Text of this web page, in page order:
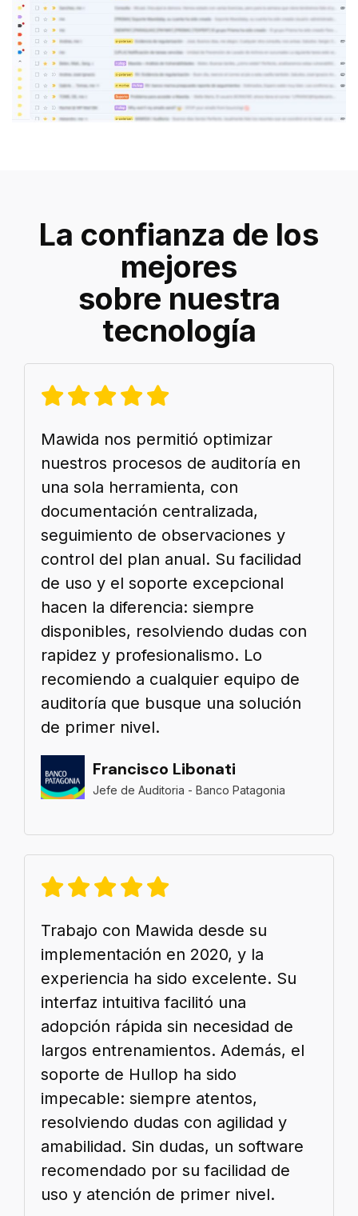
La confianza de los
mejores
sobre nuestra
tecnología
Mawida nos permitió optimizar
nuestros procesos de auditoría en
una sola herramienta, con
documentación centralizada,
seguimiento de observaciones y
control del plan anual. Su facilidad
de uso y el soporte excepcional
hacen la diferencia: siempre
disponibles, resolviendo dudas con
rapidez y profesionalismo. Lo
recomiendo a cualquier equipo de
auditoría que busque una solución
de primer nivel.
Francisco Libonati
Jefe de Auditoria - Banco Patagonia
Trabajo con Mawida desde su
implementación en 2020, y la
experiencia ha sido excelente. Su
interfaz intuitiva facilitó una
adopción rápida sin necesidad de
largos entrenamientos. Además, el
soporte de Hullop ha sido
impecable: siempre atentos,
resolviendo dudas con agilidad y
amabilidad. Sin dudas, un software
recomendado por su facilidad de
uso y atención de primer nivel.